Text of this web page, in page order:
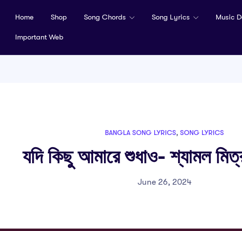
Home Shop Song Chords Song Lyrics Music
Important Web
BANGLA SONG LYRICS, SONG LYRICS
যদি কিছু আমারে শুধাও- শ্যামল
June 26, 2024